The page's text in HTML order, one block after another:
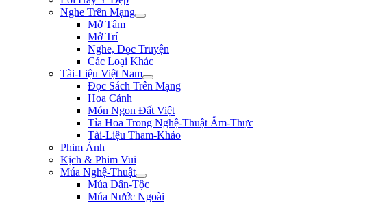
Nghe Trên Mạng
Mở Tâm
Mở Trí
Nghe, Đọc Truyện
Các Loại Khác
Tài-Liệu Việt Nam
Đọc Sách Trên Mạng
Hoa Cảnh
Món Ngon Đất Việt
Tỉa Hoa Trong Nghệ-Thuật Ẩm-Thực
Tài-Liệu Tham-Khảo
Phim Ảnh
Kịch & Phim Vui
Múa Nghệ-Thuật
Múa Dân-Tộc
Múa Nước Ngoài